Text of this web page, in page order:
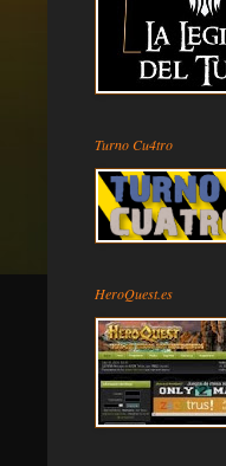
Turno Cu4tro
HeroQuest.es